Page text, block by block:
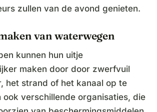
zullen van de avond genieten.
van waterwegen
kunnen hun uitje
maken door door zwerfvuil
het strand of het kanaal op te
ook verschillende organisaties, die